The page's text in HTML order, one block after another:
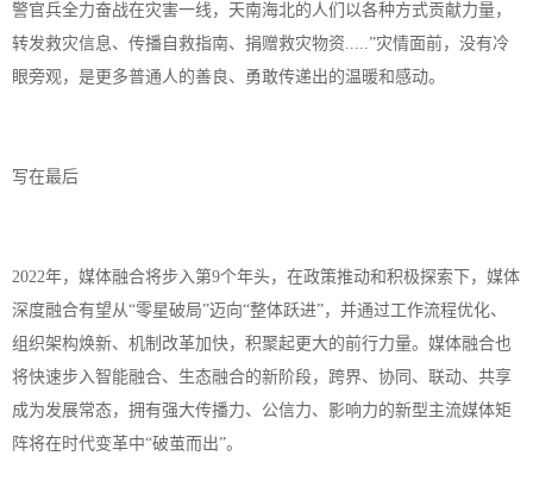
警官兵全力奋战在灾害一线，天南海北的人们以各种方式贡献力量，
转发救灾信息、传播自救指南、捐赠救灾物资.....”灾情面前，没有冷
眼旁观，是更多普通人的善良、勇敢传递出的温暖和感动。
写在最后
2022年，媒体融合将步入第9个年头，在政策推动和积极探索下，媒体
深度融合有望从“零星破局”迈向“整体跃进”，并通过工作流程优化、
组织架构焕新、机制改革加快，积聚起更大的前行力量。媒体融合也
将快速步入智能融合、生态融合的新阶段，跨界、协同、联动、共享
成为发展常态，拥有强大传播力、公信力、影响力的新型主流媒体矩
阵将在时代变革中“破茧而出”。